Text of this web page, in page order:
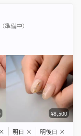
準備中）
¥8,500
× 明日 × 明後日 ×